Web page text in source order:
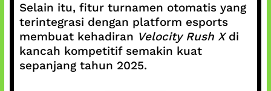
Selain itu, fitur turnamen otomatis yang
terintegrasi dengan platform esports
membuat kehadiran Velocity Rush Xdi
kancah kompetitif semakin kuat
sepanjang tahun 2025.